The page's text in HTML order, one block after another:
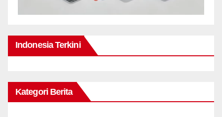
Indonesia Terkini
Kategori Berita